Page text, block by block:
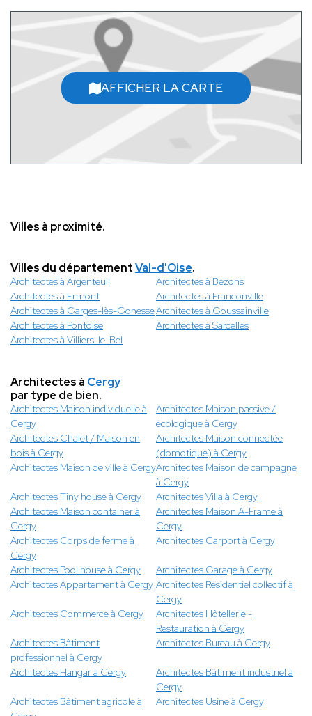
AFFICHER LA CARTE
Villes à proximité.
Villes du départementVal-d'Oise.
Architectes à Argenteuil
Architectes à Bezons
Architectes à Ermont
Architectes à Franconville
Architectes à Garges-lès-GonesseArchitectes à Goussainville
Architectes à Pontoise
Architectes à Sarcelles
Architectes à Villiers-le-Bel
Architectes à Cergy
par type de bien.
Architectes Maison individuelle à
Cergy
Architectes Maison passive /
écologique à Cergy
Architectes Chalet / Maison en
bois à Cergy
Architectes Maison connectée
(domotique) à Cergy
Architectes Maison de ville à CergyArchitectes Maison de campagne
à Cergy
Architectes Tiny house à Cergy
Architectes Villa à Cergy
Architectes Maison container à
Cergy
Architectes Maison A-Frame à
Cergy
Architectes Corps de ferme à
Cergy
Architectes Carport à Cergy
Architectes Pool house à Cergy
Architectes Garage à Cergy
Architectes Appartement à Cergy Architectes Résidentiel collectif à
Cergy
Architectes Commerce à Cergy
Architectes Hôtellerie -
Restauration à Cergy
Architectes Bâtiment
professionnel à Cergy
Architectes Bureau à Cergy
Architectes Hangar à Cergy
Architectes Bâtiment industriel à
Cergy
Architectes Bâtiment agricole à
Architectes Usine à Cergy